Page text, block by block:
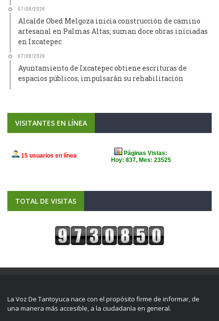
07/08/2026
Alcalde Obed Melgoza inicia construcción de camino
artesanal en Palmas Altas; suman doce obras iniciadas
en Ixcatepec
07/08/2026
Ayuntamiento de Ixcatepec obtiene escrituras de
espacios públicos; impulsarán su rehabilitación
VISITANTES EN LÍNEA
TOTAL DE VISITAS
La Voz De Tantoyuca nace con el propósito firme de informar, de
una manera más accesible, a la ciudadanía en general.